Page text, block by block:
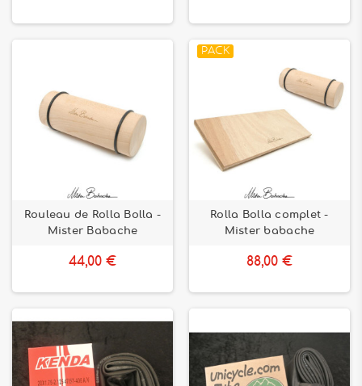
Rouleau de Rolla Bolla -
Mister Babache
44,00 €
PACK
Rolla Bolla complet -
Mister babache
88,00 €